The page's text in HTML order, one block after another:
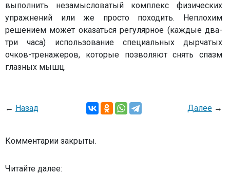
выполнить незамысловатый комплекс физических
упражнений или же просто походить. Неплохим
решением может оказаться регулярное (каждые два-
три часа) использование специальных дырчатых
очков-тренажеров, которые позволяют снять спазм
глазных мышц.
← Назад Далее →
Комментарии закрыты.
Читайте далее: